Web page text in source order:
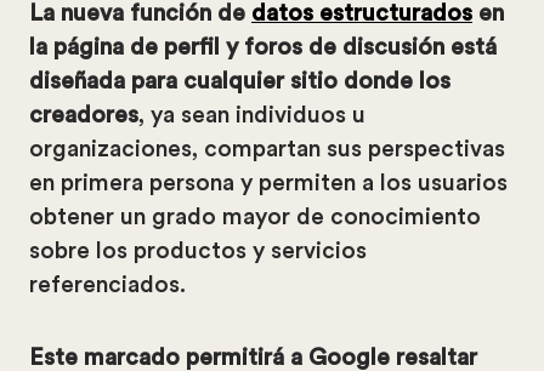
La nueva función de datos estructurados en
la página de perfil y foros de discusión está
diseñada para cualquier sitio donde los
creadores, ya sean individuos u
organizaciones, compartan sus perspectivas
en primera persona y permiten a los usuarios
obtener un grado mayor de conocimiento
sobre los productos y servicios
referenciados.
Este marcado permitirá a Google resaltar